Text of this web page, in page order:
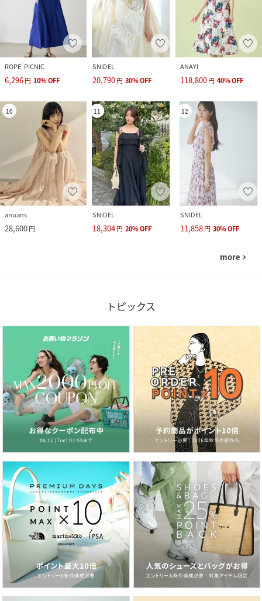
ROPE' PICNIC
6,296円 10%OFF
SNIDEL
20,790円 30%OFF
ANAYI
118,800円 40%OFF
10
anuans
28,600円
11
SNIDEL
18,304円 20%OFF
12
SNIDEL
11,858円 30%OFF
more navigate_next
トピックス